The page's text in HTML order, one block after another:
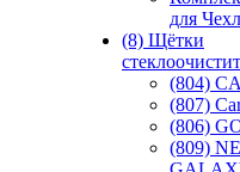
для
(8) Щётки
(804)
(807)
(806)
(809)